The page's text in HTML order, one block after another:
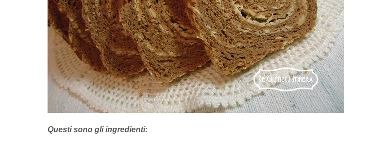
Questi sono gli ingredienti: